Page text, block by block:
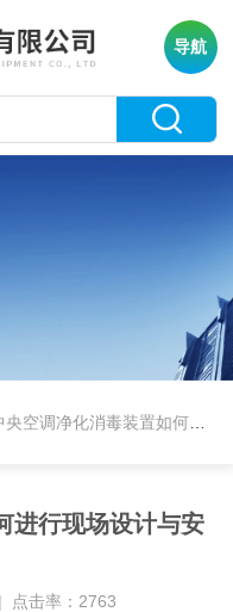
导航
空调净化消毒装置如何进行现场设计与安装？
进行现场设计与安
点击率：2763